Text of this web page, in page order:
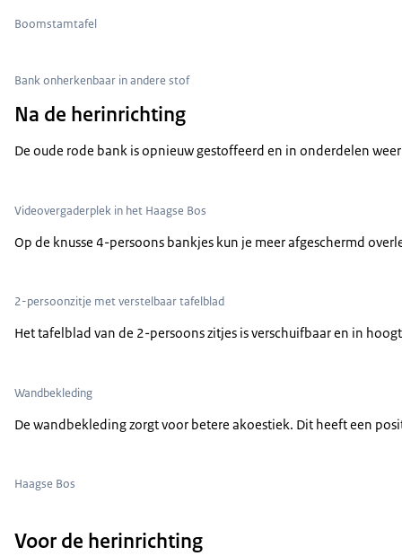
Boomstamtafel
Bank onherkenbaar in andere stof
Na de herinrichting
De oude rode bank is opnieuw gestoffeerd en in onderdelen
Videovergaderplek in het Haagse Bos
Op de knusse 4-persoons bankjes kun je meer afgeschermd
2-persoonzitje met verstelbaar tafelblad
Het tafelblad van de 2-persoons zitjes is verschuifbaar en in
Wandbekleding
De wandbekleding zorgt voor betere akoestiek. Dit heeft een
Haagse Bos
Voor de herinrichting